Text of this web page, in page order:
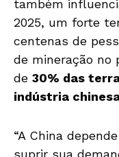
também
2025, um forte
centenas de
de mineração no
de 30% das
indústria
“A China
suprir sua